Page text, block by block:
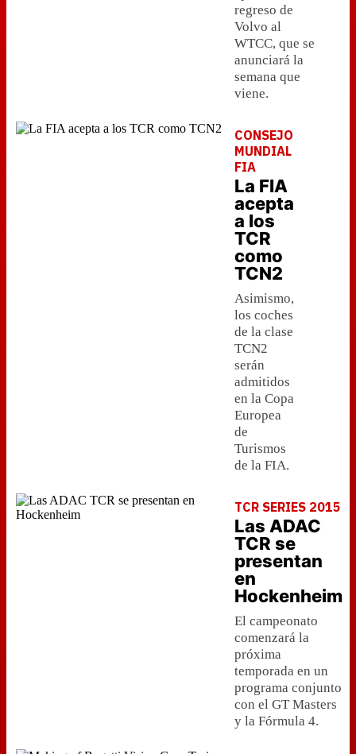
regreso de
Volvo al
WTCC, que se
anunciará la
semana que
viene.
CONSEJO
MUNDIAL
FIA
La FIA
acepta
a los
TCR
como
TCN2
Asimismo,
los coches
de la clase
TCN2
serán
admitidos
en la Copa
Europea
de
Turismos
de la FIA.
TCR SERIES 2015
Las ADAC
TCR se
presentan
en
Hockenheim
El campeonato
comenzará la
próxima
temporada en un
programa conjunto
con el GT Masters
y la Fórmula 4.